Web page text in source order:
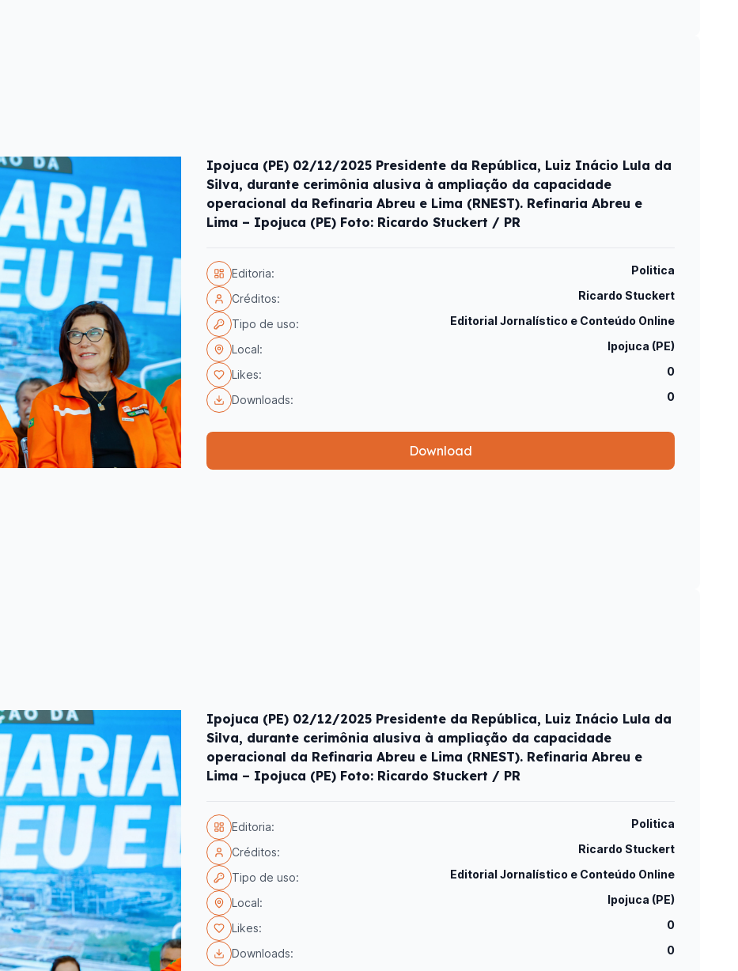
Ipojuca (PE) 02/12/2025 Presidente da República, Luiz Inácio Lula da
Silva, durante cerimônia alusiva à ampliação da capacidade
operacional da Refinaria Abreu e Lima (RNEST). Refinaria Abreu e
Lima – Ipojuca (PE) Foto: Ricardo Stuckert / PR
Editoria: Politica
Créditos: Ricardo Stuckert
Tipo de uso: Editorial Jornalístico e Conteúdo Online
Local: Ipojuca (PE)
Likes: 0
Downloads: 0
Download
Ipojuca (PE) 02/12/2025 Presidente da República, Luiz Inácio Lula da
Silva, durante cerimônia alusiva à ampliação da capacidade
operacional da Refinaria Abreu e Lima (RNEST). Refinaria Abreu e
Lima – Ipojuca (PE) Foto: Ricardo Stuckert / PR
Editoria: Politica
Créditos: Ricardo Stuckert
Tipo de uso: Editorial Jornalístico e Conteúdo Online
Local: Ipojuca (PE)
Likes: 0
Downloads: 0